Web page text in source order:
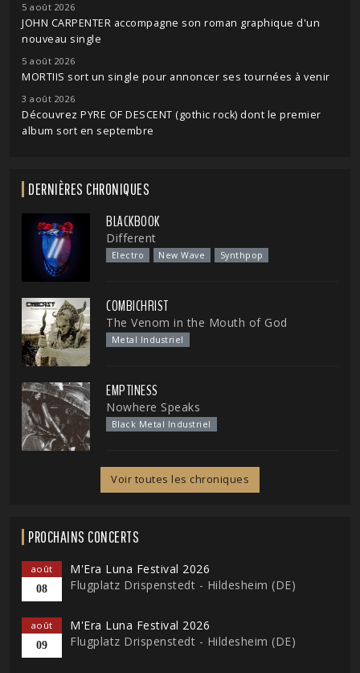
5 août 2026
JOHN CARPENTER accompagne son roman graphique d'un
nouveau single
5 août 2026
MORTIIS sort un single pour annoncer ses tournées à venir
3 août 2026
Découvrez PYRE OF DESCENT (gothic rock) dont le premier
album sort en septembre
DERNIÈRES CHRONIQUES
BLACKBOOK
Different
Electro New Wave Synthpop
COMBICHRIST
The Venom in the Mouth of God
Metal Industriel
EMPTINESS
Nowhere Speaks
Black Metal Industriel
Voir toutes les chroniques
PROCHAINS CONCERTS
août
08
M'Era Luna Festival 2026
Flugplatz Drispenstedt - Hildesheim (DE)
août
09
M'Era Luna Festival 2026
Flugplatz Drispenstedt - Hildesheim (DE)